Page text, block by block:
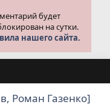
будет
на сутки.
нашего сайта.
Роман Газенко]